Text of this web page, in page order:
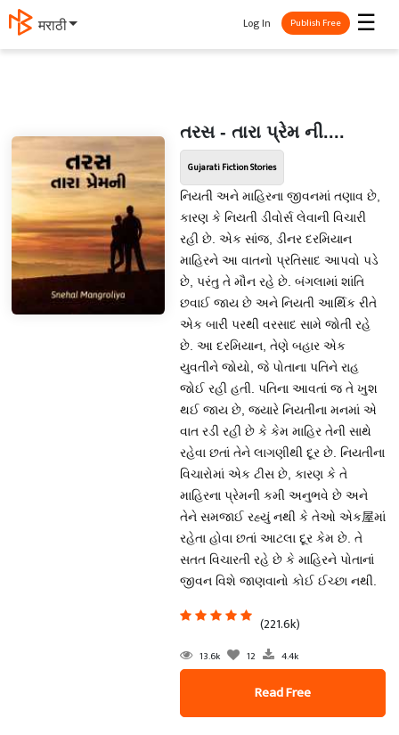
मराठी ☰
Log In Publish Free
તરસ - તારા પ્રેમ ની....
Gujarati Fiction Stories
નિયતી અને માહિરના જીવનમાં તણાવ છે,
કારણ કે નિયતી ડીવોર્સ લેવાની વિચારી
રહી છે. એક સાંજ, ડીનર દરમિયાન
માહિરને આ વાતનો પ્રતિસાદ આપવો પડે
છે, પરંતુ તે મૌન રહે છે. બંગલામાં શાંતિ
છવાઈ જાય છે અને નિયતી આર્થિક રીતે
એક બારી પરથી વરસાદ સામે જોતી રહે
છે. આ દરમિયાન, તેણે બહાર એક
યુવતીને જોયો, જે પોતાના પતિને રાહ
જોઈ રહી હતી. પતિના આવતાં જ તે ખુશ
થઈ જાય છે, જ્યારે નિયતીના મનમાં એ
વાત રડી રહી છે કે કેમ માહિર તેની સાથે
રહેવા છતાં તેને લાગણીથી દૂર છે. નિયતીના
વિચારોમાં એક ટીસ છે, કારણ કે તે
માહિરના પ્રેમની કમી અનુભવે છે અને
તેને સમજાઈ રહ્યું નથી કે તેઓ એક屋માં
રહેતા હોવા છતાં આટલા દૂર કેમ છે. તે
સતત વિચારતી રહે છે કે માહિરને પોતાનાં
જીવન વિશે જાણવાનો કોઈ ઈચ્છા નથી.
(221.6k)
13.6k 12 4.4k
Read Free